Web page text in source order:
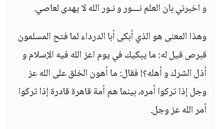
و اخبرني بان العلم نـــور و نـور الله لا يهدى لعاصي.
وهذا المعنى هو الذي أبكى أبا الدرداء لما فتح المسلمون
قبرص قيل له: ما يبكيك في يوم اعز الله فيه الإسلام و
أذل الشرك و أهله؟! فقال: ما أهون الخلق على الله عز
وجل إذا تركوا أمره، بينما هم أمة قاهرة قادرة إذا تركوا
أمر الله عز وجل.